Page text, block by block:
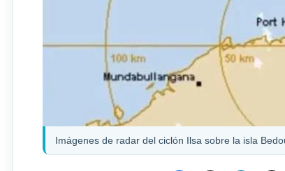
Imágenes de radar del ciclón Ilsa sobre la isla